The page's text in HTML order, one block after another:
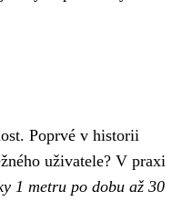
Poprvé v historii
uživatele? V praxi
1 metru po dobu až 30